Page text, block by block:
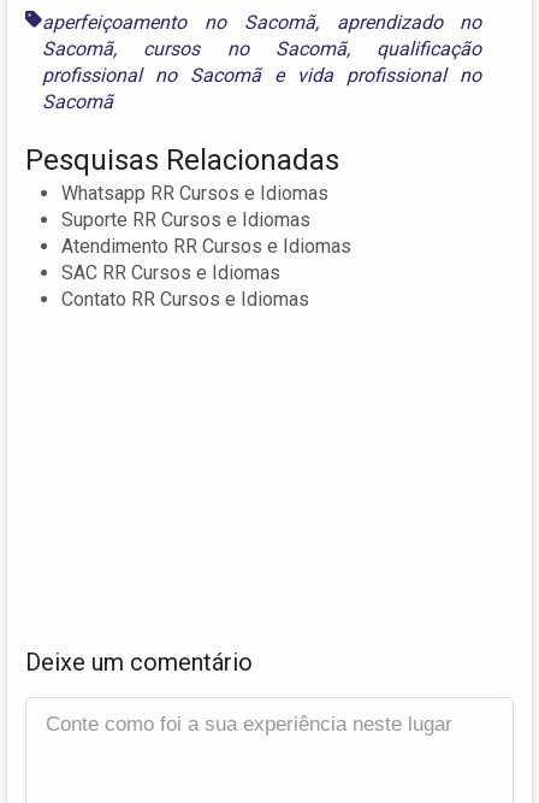
aperfeiçoamento no Sacomã, aprendizado no
Sacomã, cursos no Sacomã, qualificação
profissional no Sacomãe vida profissional no
Sacomã
Pesquisas Relacionadas
Whatsapp RR Cursos e Idiomas
Suporte RR Cursos e Idiomas
Atendimento RR Cursos e Idiomas
SAC RR Cursos e Idiomas
Contato RR Cursos e Idiomas
Deixe um comentário